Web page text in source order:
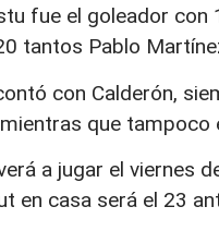
fue el goleador con
tantos Pablo
con Calderón,
que tampoco
a jugar el viernes
en casa será el 23